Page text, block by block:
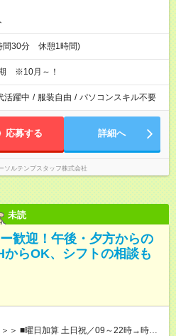
間30分 休憩1時間)
※10月～！
活躍中 / 服装自由 / パソコンスキル不要
応募する 詳細へ
ソルテンプスタッフ株式会社
未読
歓迎！午後・夕方からの
らOK、シフトの相談も
＞ ■曜日加算 土日祝／09～22時→時給